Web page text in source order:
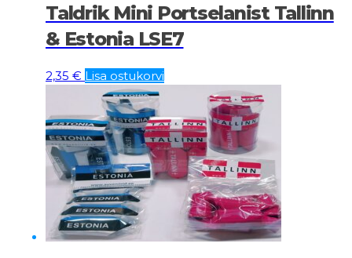
Taldrik Mini Portselanist Tallinn
& Estonia LSE7
2,35 € Lisa ostukorvi